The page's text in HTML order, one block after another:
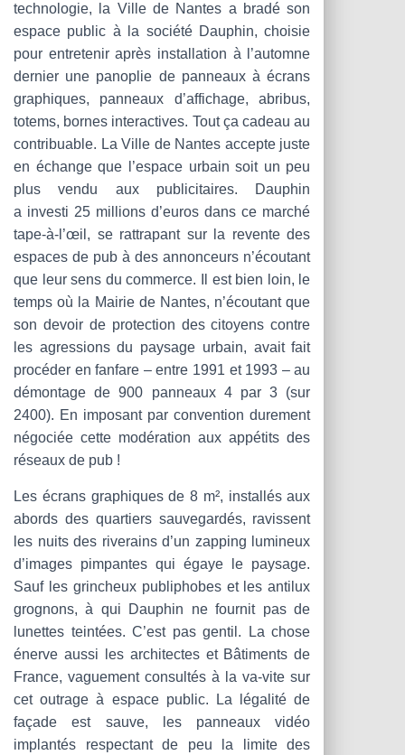
technologie, la Ville de Nantes a bradé son
espace public à la société Dauphin, choisie
pour entretenir après installation à l’automne
dernier une panoplie de panneaux à écrans
graphiques, panneaux d’affichage, abribus,
totems, bornes interactives. Tout ça cadeau au
contribuable. La Ville de Nantes accepte juste
en échange que l’espace urbain soit un peu
plus vendu aux publicitaires. Dauphin
a investi 25 millions d’euros dans ce marché
tape-à‑l’œil, se rattrapant sur la revente des
espaces de pub à des annonceurs n’écoutant
que leur sens du commerce. Il est bien loin, le
temps où la Mairie de Nantes, n’écoutant que
son devoir de protection des citoyens contre
les agressions du paysage urbain, avait fait
procéder en fanfare – entre 1991 et 1993 – au
démontage de 900 panneaux 4 par 3 (sur
2400). En imposant par convention durement
négociée cette modération aux appétits des
réseaux de pub !
Les écrans graphiques de 8 m², installés aux
abords des quartiers sauvegardés, ravissent
les nuits des riverains d’un zapping lumineux
d’images pimpantes qui égaye le paysage.
Sauf les grincheux publiphobes et les antilux
grognons, à qui Dauphin ne fournit pas de
lunettes teintées. C’est pas gentil. La chose
énerve aussi les architectes et Bâtiments de
France, vaguement consultés à la va-vite sur
cet outrage à espace public. La légalité de
façade est sauve, les panneaux vidéo
implantés respectant de peu la limite des